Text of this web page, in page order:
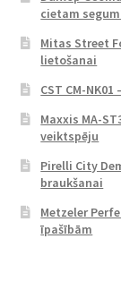
cietam
Mitas Street
lietošanai
CST CM-
Maxxis MA-
veiktspēju
Pirelli City
braukšanai
Metzeler
īpašībām